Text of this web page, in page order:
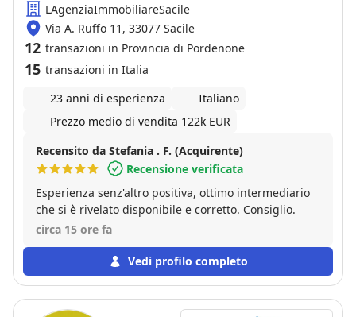
LAgenziaImmobiliareSacile
Via A. Ruffo 11, 33077 Sacile
12 transazioni in Provincia di Pordenone
15 transazioni in Italia
23 anni di esperienza
Italiano
Prezzo medio di vendita 122k EUR
Recensito da Stefania . F. (Acquirente)
Recensione verificata
Esperienza senz'altro positiva, ottimo intermediario
che si è rivelato disponibile e corretto. Consiglio.
circa 15 ore fa
Vedi profilo completo